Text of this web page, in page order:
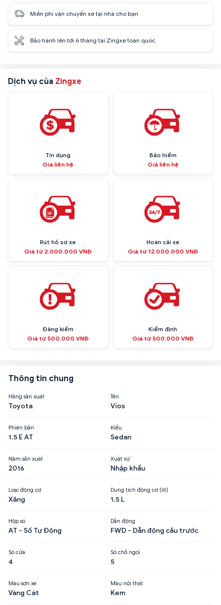
Miễn phí vận chuyển xe tại nhà cho bạn
Bảo hành lên tới 6 tháng tại Zingxe toàn quốc
Dịch vụ của Zingxe
Tín dụng
Giá liên hệ
Bảo hiểm
Giá liên hệ
Rút hồ sơ xe
Giá từ 2.000.000 VNĐ
Hoán cải xe
Giá từ 12.000.000 VNĐ
Đăng kiểm
Giá từ 500.000 VNĐ
Kiểm định
Giá từ 500.000 VNĐ
Thông tin chung
Hãng sản xuất
Toyota
Tên
Vios
Phiên bản
1.5 E AT
Kiểu
Sedan
Năm sản xuất
2016
Xuất xứ
Nhập khẩu
Loại động cơ
Xăng
Dung tích động cơ (lít)
1.5 L
Hộp số
AT - Số Tự Động
Dẫn động
FWD - Dẫn động cầu trước
Số cửa
4
Số chỗ ngồi
5
Màu sơn xe
Vàng Cát
Màu nội thất
Kem